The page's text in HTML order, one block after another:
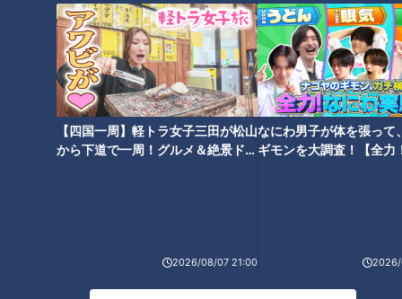
【四国一周】軽トラ女子三田が松山
から下道で一周！グルメ＆絶景ドラ
2026/08/07 21:00
なにわ男子が体を張って
ギモンを大調査！【全力
2026/
全国のスーパーで最もおいしい
総菜は？スイーツは？ 金賞は
「海鮮パフェ」と「86円大判焼
1年間で100万円貯金した節約主
婦に密着！ 目からウロコの独自
節約術とは
本マグロ大トロが相場の半額？